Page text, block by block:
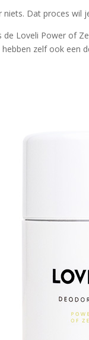
niets. Dat proces wil
de Loveli Power of
zelf ook een